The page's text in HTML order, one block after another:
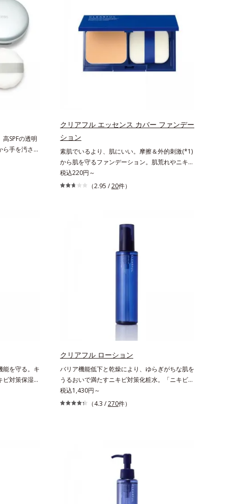
SPFの透明
手を汚さず
ーで
“高いUVカ
秘密は「ス
ます。7種
薄いヴェー
ラルなツヤ
る「あぶら
＆テカリを
パウダータ
苦手な方に
大活躍して
窒化ホウ素
カ配合＝皮
クリアフル エッセンス カバー ファンデー
ション
素肌でいるより、肌にいい。摩擦＆外的刺激(*1)
から肌を守るファンデーション。肌荒れやニキビ
があると、ファンデーションを塗っていいか悩む
もの。とはいえ、素肌のままでは紫外線など外的
のがベスト。「クリアフル エッセンス カバー フ
ァンデーション」は紫外線吸収剤不使用のうえ、
敏感肌対象パッチテスト済(*2)、ノンコメドジェ
ニックテスト済(*3)で、とことん肌のことを考え
た設計。さらに美容成分に包まれた水分保持力の
*2 すべての人に皮膚刺激がおきないというわけ
のもと）ができないというわけではありません。
税込220円～
（2.95 /20件）
能を守る。キ
ビ対策保湿
毛穴目立ち
まわりのニ
を維持。ニ
らにビタミ
成分(*1)から
配合。カプ
クリアフル ローション
バリア機能低下と乾燥により、ゆらぎがちな肌を
うるおいで満たすニキビ対策化粧水。「ニキビを
くり返してしまう」「毛穴目立ちが気になる」
「マスク生活であごや口まわりのニキビが気にな
来成分とコラーゲンが肌をいたわりながらうるお
いを与え、バリア機能を維持。ニキビができにく
い肌を目指します。さらにビタミンC誘導体をは
じめとした5種の整肌成分(*1)から成る「ナノVC
ショットカプセル」を配合。カプセルが浸透して
税込1,430円～
（4.3 /270件）